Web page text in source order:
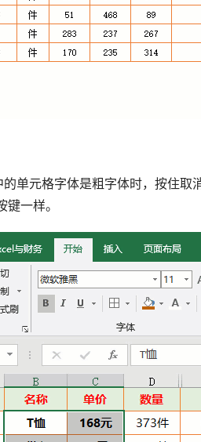
单元格字体是粗字体时，按住取
一样。